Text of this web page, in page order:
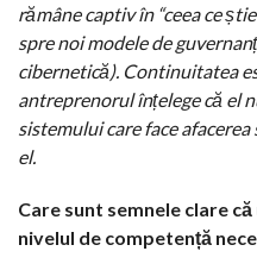
rămâne captiv în “ceea ce
spre noi modele de
cibernetică). Continuitatea
antreprenorul înțelege că el
sistemului care face
el.
Care sunt semnele clare
nivelul de competență